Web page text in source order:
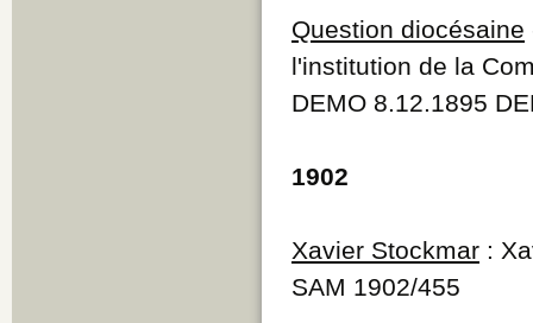
Question diocésaine
l'institution de la
DEMO 8.12.1895
1902
Xavier Stockmar :
SAM 1902/455